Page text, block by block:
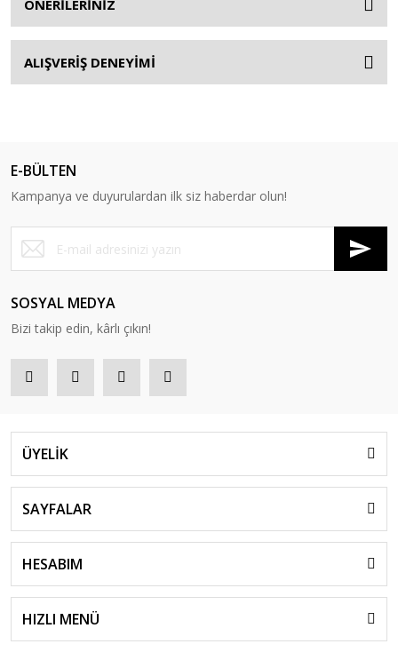
ÖNERİLERİNİZ
ALIŞVERİŞ DENEYİMİ
E-BÜLTEN
Kampanya ve duyurulardan ilk siz haberdar olun!
SOSYAL MEDYA
Bizi takip edin, kârlı çıkın!
ÜYELİK
SAYFALAR
HESABIM
HIZLI MENÜ